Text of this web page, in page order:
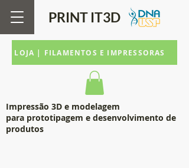
PRINT IT3D
LOJA | FILAMENTOS E IMPRESSORAS
Impressão 3D e modelagem
para prototipagem e desenvolvimento de
produtos